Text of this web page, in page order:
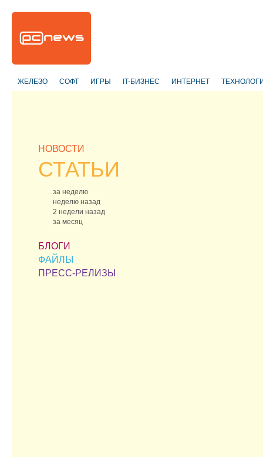
ЖЕЛЕЗО СОФТ ИГРЫ IT-БИЗНЕС ИНТЕРНЕТ
НОВОСТИ
СТАТЬИ
за неделю
неделю назад
2 недели назад
за месяц
БЛОГИ
ФАЙЛЫ
ПРЕСС-РЕЛИЗЫ